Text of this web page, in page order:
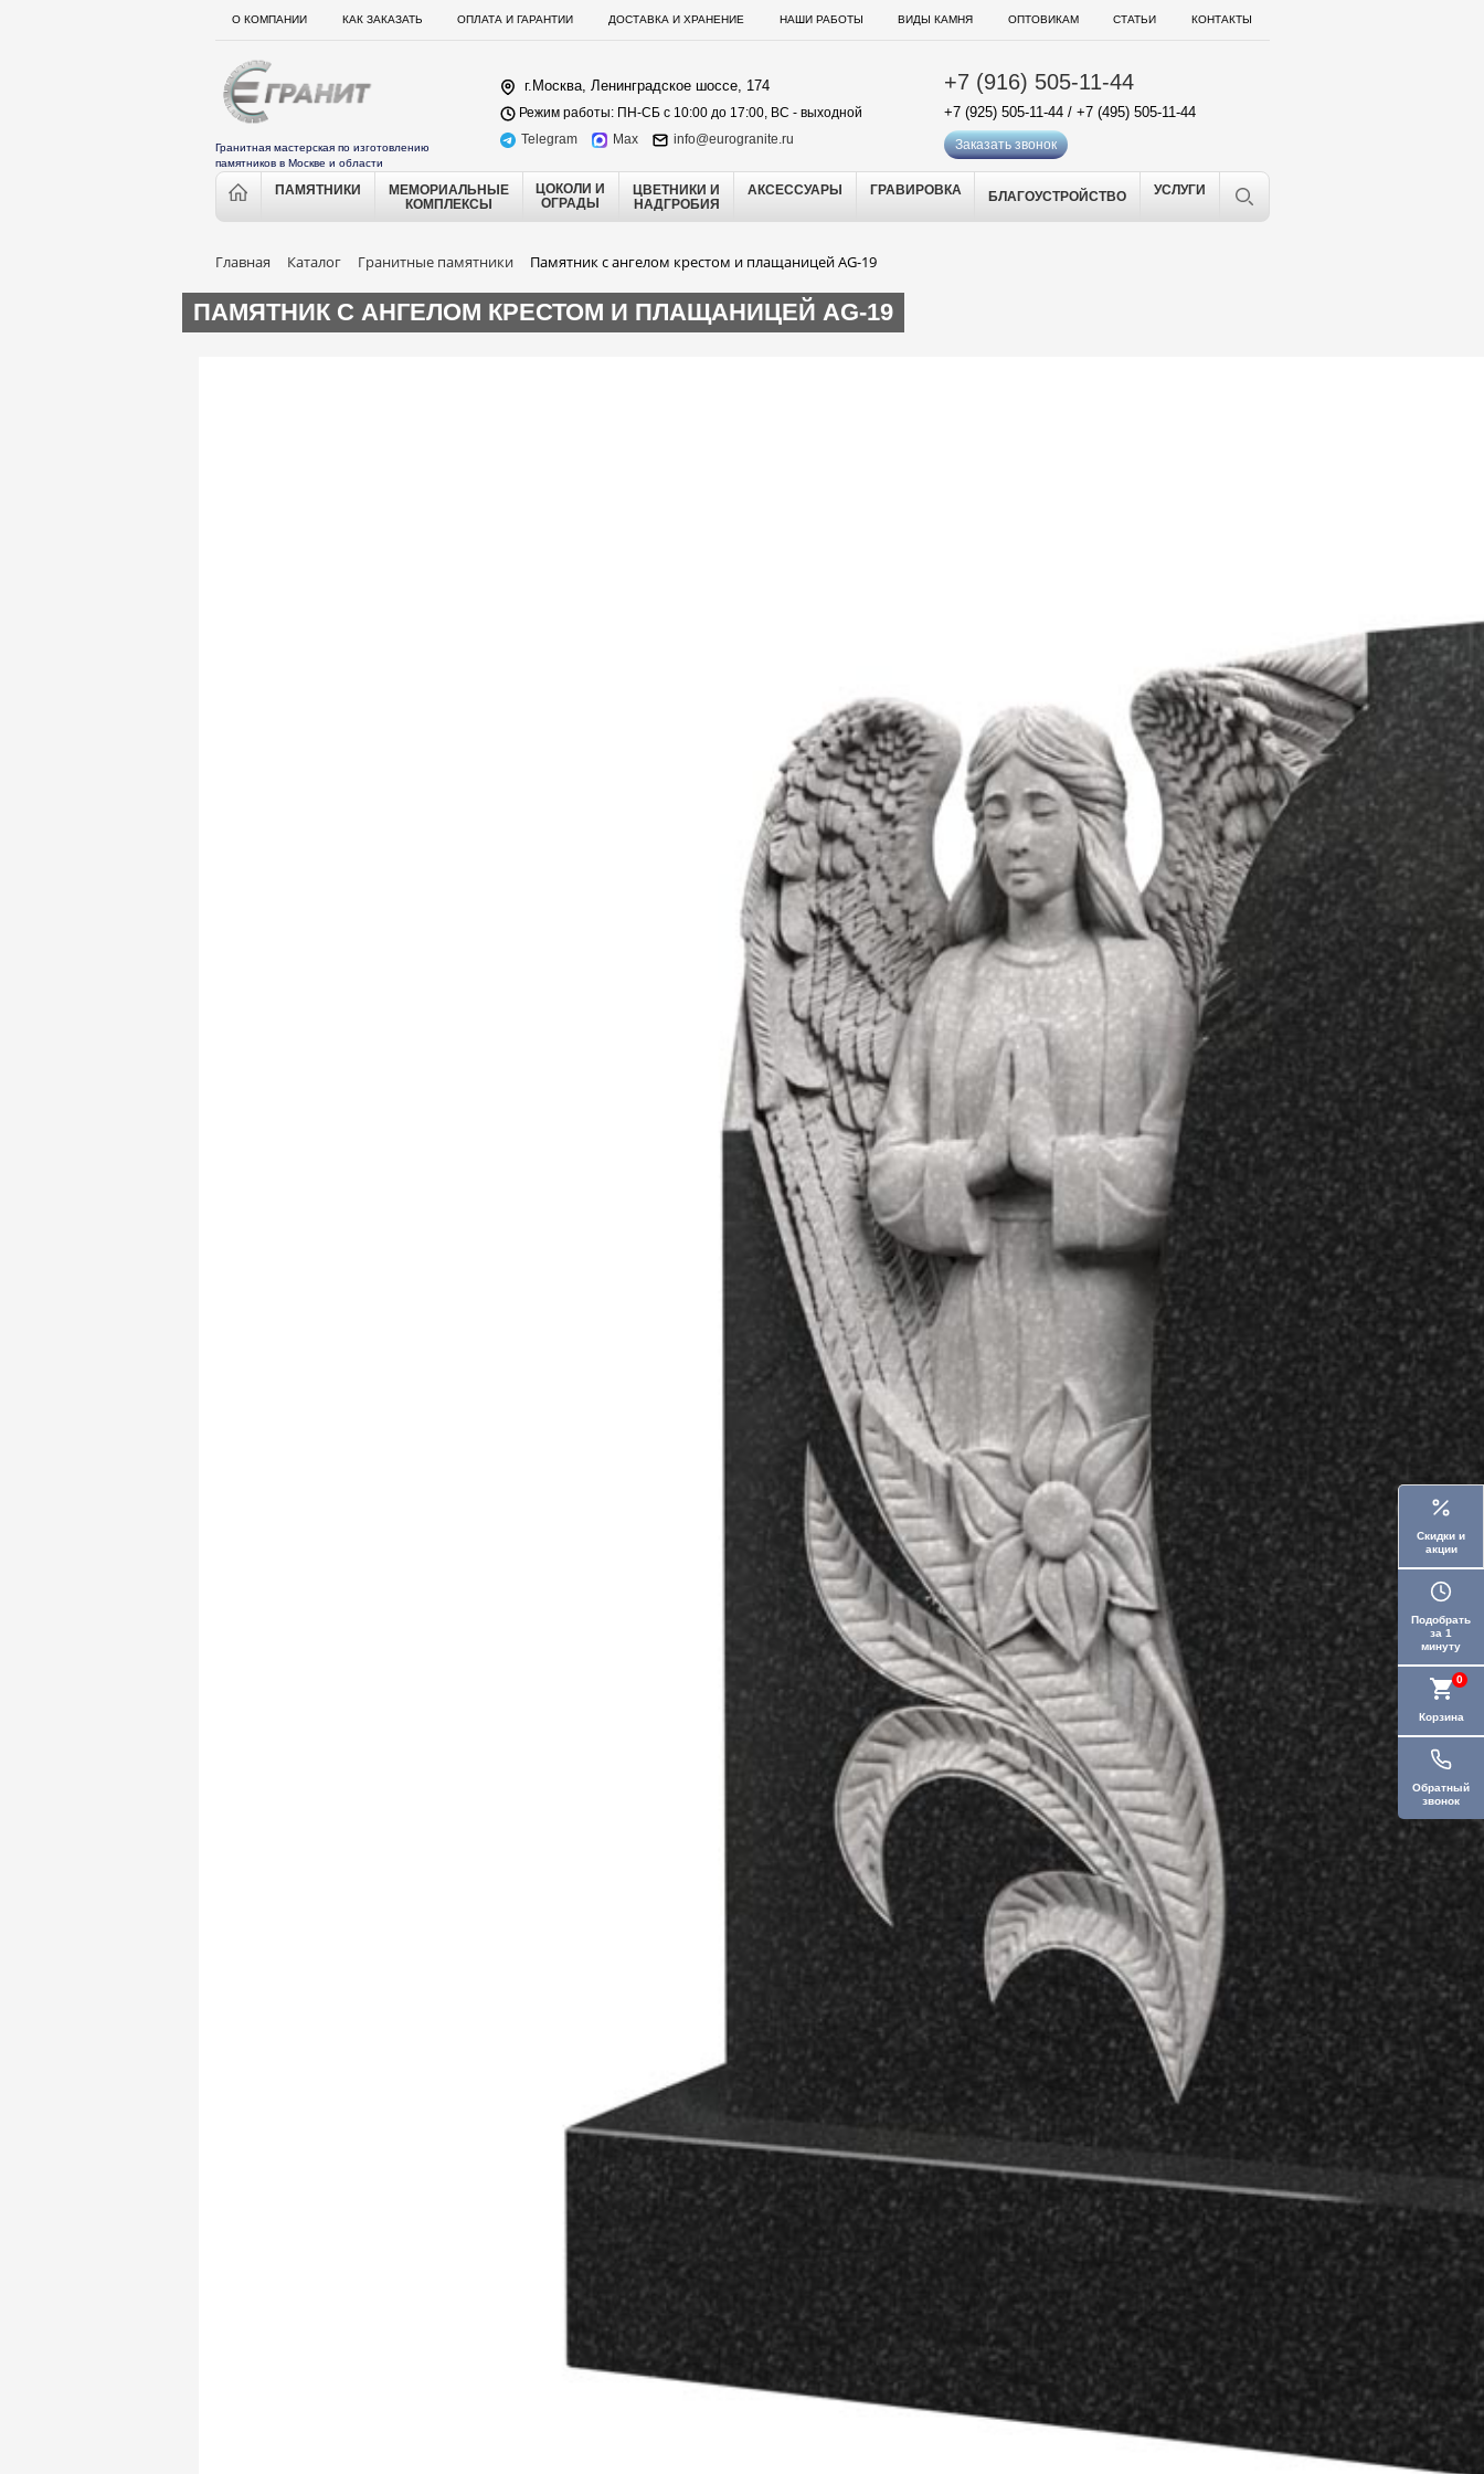
Скидки и
акции
Подобрать
за 1
минуту
Корзина
0
Обратный
звонок
О КОМПАНИИ КАК ЗАКАЗАТЬ ОПЛАТА И ГАРАНТИИ ДОСТАВКА И ХРАНЕНИЕ НАШИ РАБОТЫ ВИДЫ КАМНЯ ОПТОВИКАМ СТАТЬИ КОНТАКТЫ
Гранитная мастерская по изготовлению
памятников в Москве и области
г.Москва, Ленинградское шоссе, 174
Режим работы: ПН-СБ с 10:00 до 17:00, ВС - выходной
Telegram
Max info@eurogranite.ru
+7 (916) 505-11-44
+7 (925) 505-11-44 / +7 (495) 505-11-44
Заказать звонок
ПАМЯТНИКИ
МЕМОРИАЛЬНЫЕ
КОМПЛЕКСЫ
ЦОКОЛИ И
ОГРАДЫ
ЦВЕТНИКИ И
НАДГРОБИЯ
АКСЕССУАРЫ ГРАВИРОВКА БЛАГОУСТРОЙСТВО УСЛУГИ
Главная Каталог Гранитные памятники Памятник с ангелом крестом и плащаницей AG-19
ПАМЯТНИК С АНГЕЛОМ КРЕСТОМ И ПЛАЩАНИЦЕЙ AG-19